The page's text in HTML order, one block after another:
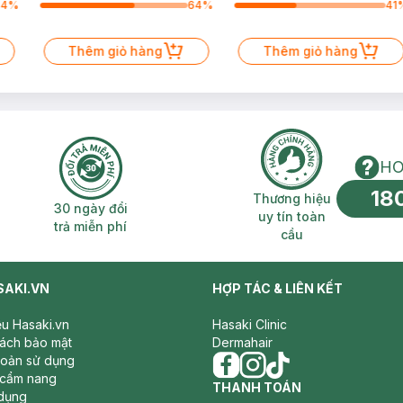
%
64%
Thêm giỏ hàng
41
Thêm giỏ hàng
2H 30 ngày đổi trả miễn phí
30 ngày đổi
trả miễn phí
Thương hiệu uy
Thương hiệu
uy tín toàn
cầu
Hasaki.vn
bảo mật
sử dụng
nang
HỢP TÁC & LIÊN KẾT
Hasaki Clinic
Dermahair
facebook
instagram
tiktok
THANH TOÁN